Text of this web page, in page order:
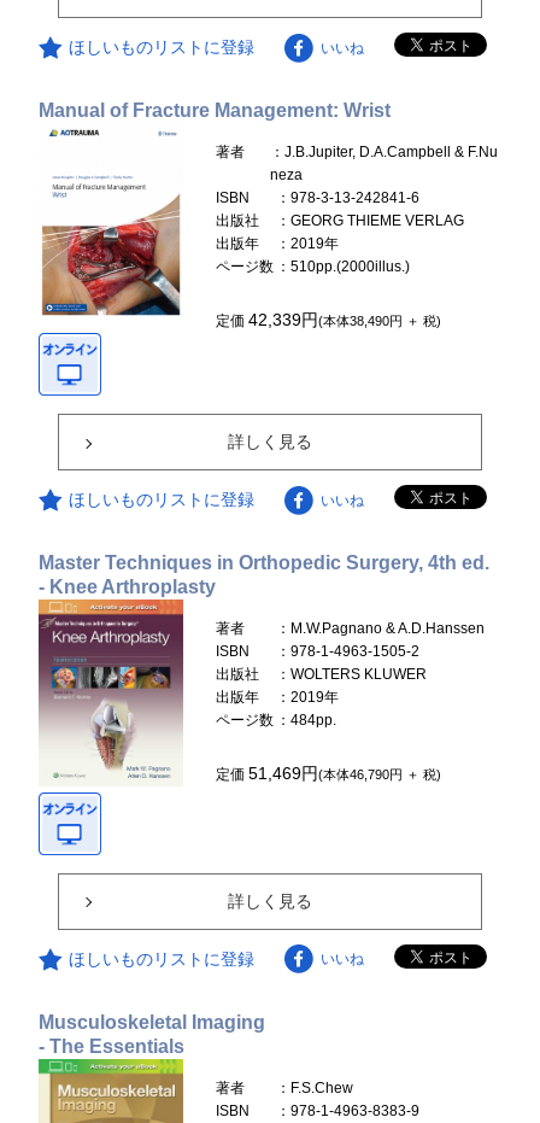
ほしいものリストに登録 いいね
Manual of Fracture Management: Wrist
著者
：J.B.Jupiter, D.A.Campbell & F.Nu
neza
ISBN
：978-3-13-242841-6
出版社
：GEORG THIEME VERLAG
出版年
：2019年
ページ数 ：510pp.(2000illus.)
定価42,339円(本体38,490円 ＋ 税)
詳しく見る
ほしいものリストに登録 いいね
Master Techniques in Orthopedic Surgery, 4th ed.
- Knee Arthroplasty
著者
：M.W.Pagnano & A.D.Hanssen
ISBN
：978-1-4963-1505-2
出版社
：WOLTERS KLUWER
出版年
：2019年
ページ数 ：484pp.
定価51,469円(本体46,790円 ＋ 税)
詳しく見る
ほしいものリストに登録 いいね
Musculoskeletal Imaging
- The Essentials
著者
：F.S.Chew
ISBN
：978-1-4963-8383-9